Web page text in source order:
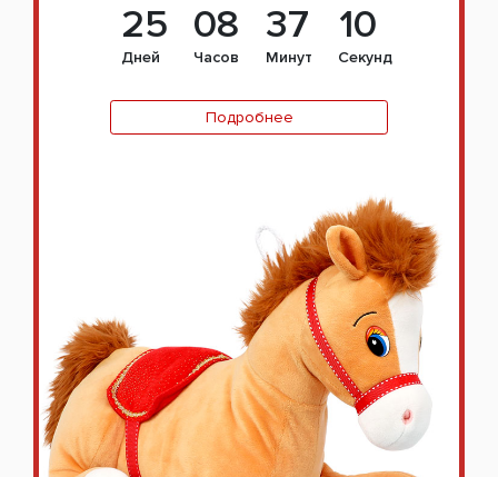
25
Дней
08
Часов
37
Минут
09
Секунд
Подробнее